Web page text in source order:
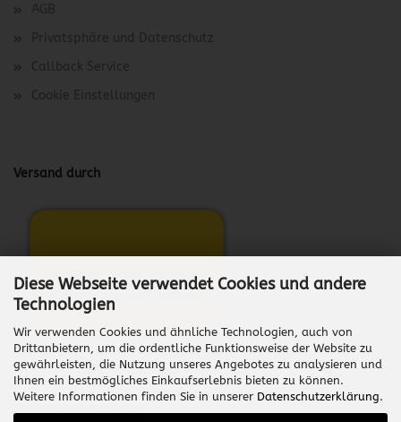
Diese Webseite verwendet Cookies und andere
Technologien
Wir verwenden Cookies und ähnliche Technologien, auch von
Drittanbietern, um die ordentliche Funktionsweise der Website zu
gewährleisten, die Nutzung unseres Angebotes zu analysieren und
Ihnen ein bestmögliches Einkaufserlebnis bieten zu können.
Weitere Informationen finden Sie in unserer Datenschutzerklärung.
AGB
Privatsphäre und Datenschutz
Callback Service
Cookie Einstellungen
Versand durch
Vertrag widerrufen